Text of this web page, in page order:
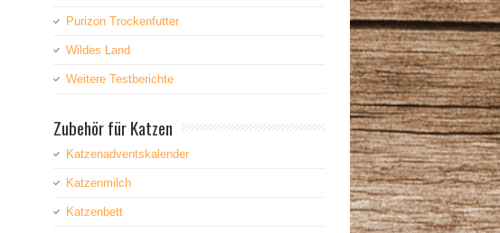
Purizon Trockenfutter
Wildes Land
Weitere Testberichte
Zubehör für Katzen
Katzenadventskalender
Katzenmilch
Katzenbett